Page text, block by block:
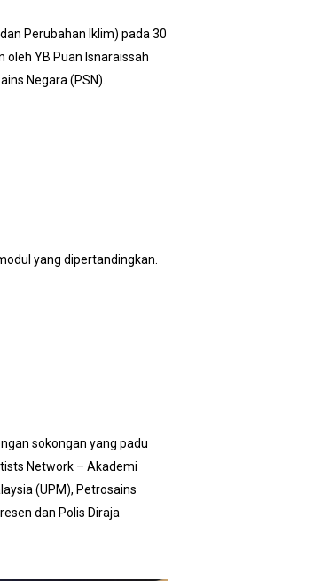
Perubahan Iklim) pada 30
oleh YB Puan Isnaraissah
Negara (PSN).
yang dipertandingkan.
sokongan yang padu
Network – Akademi
(UPM), Petrosains
dan Polis Diraja